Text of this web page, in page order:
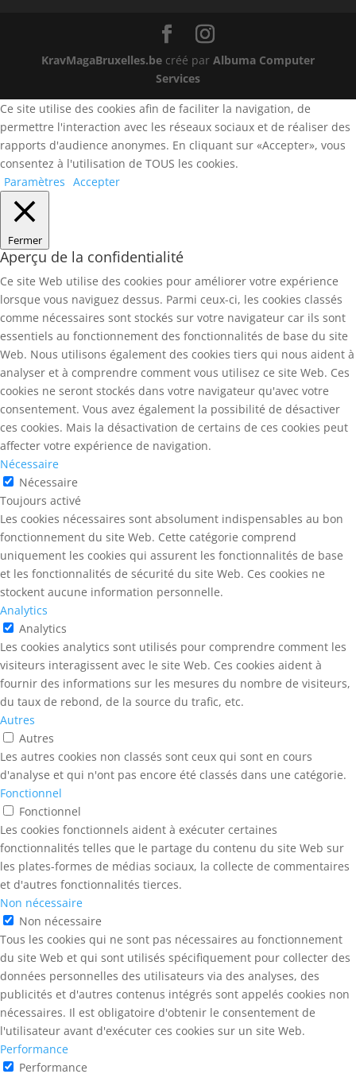
KravMagaBruxelles.becréé par Albuma Computer
Services
Ce site utilise des cookies afin de faciliter la navigation, de
permettre l'interaction avec les réseaux sociaux et de réaliser des
rapports d'audience anonymes. En cliquant sur «Accepter», vous
consentez à l'utilisation de TOUS les cookies.
Paramètres Accepter
Fermer
Aperçu de la confidentialité
Ce site Web utilise des cookies pour améliorer votre expérience
lorsque vous naviguez dessus. Parmi ceux-ci, les cookies classés
comme nécessaires sont stockés sur votre navigateur car ils sont
essentiels au fonctionnement des fonctionnalités de base du site
Web. Nous utilisons également des cookies tiers qui nous aident à
analyser et à comprendre comment vous utilisez ce site Web. Ces
cookies ne seront stockés dans votre navigateur qu'avec votre
consentement. Vous avez également la possibilité de désactiver
ces cookies. Mais la désactivation de certains de ces cookies peut
affecter votre expérience de navigation.
Nécessaire
Nécessaire
Toujours activé
Les cookies nécessaires sont absolument indispensables au bon
fonctionnement du site Web. Cette catégorie comprend
uniquement les cookies qui assurent les fonctionnalités de base
et les fonctionnalités de sécurité du site Web. Ces cookies ne
stockent aucune information personnelle.
Analytics
Analytics
Les cookies analytics sont utilisés pour comprendre comment les
visiteurs interagissent avec le site Web. Ces cookies aident à
fournir des informations sur les mesures du nombre de visiteurs,
du taux de rebond, de la source du trafic, etc.
Autres
Autres
Les autres cookies non classés sont ceux qui sont en cours
d'analyse et qui n'ont pas encore été classés dans une catégorie.
Fonctionnel
Fonctionnel
Les cookies fonctionnels aident à exécuter certaines
fonctionnalités telles que le partage du contenu du site Web sur
les plates-formes de médias sociaux, la collecte de commentaires
et d'autres fonctionnalités tierces.
Non nécessaire
Non nécessaire
Tous les cookies qui ne sont pas nécessaires au fonctionnement
du site Web et qui sont utilisés spécifiquement pour collecter des
données personnelles des utilisateurs via des analyses, des
publicités et d'autres contenus intégrés sont appelés cookies non
nécessaires. Il est obligatoire d'obtenir le consentement de
l'utilisateur avant d'exécuter ces cookies sur un site Web.
Performance
Performance